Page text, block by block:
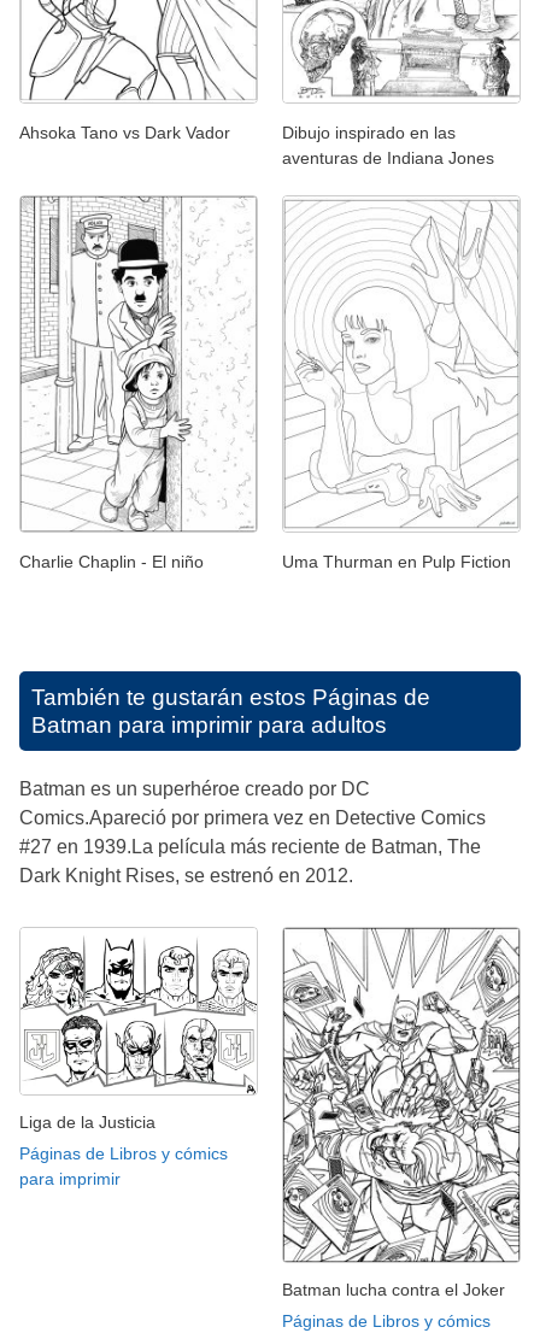
Ahsoka Tano vs Dark Vador
Dibujo inspirado en las
aventuras de Indiana Jones
Charlie Chaplin - El niño Uma Thurman en Pulp Fiction
También te gustarán estos Páginas de
Batman para imprimir para adultos
Batman es un superhéroe creado por DC
Comics.Apareció por primera vez en Detective Comics
#27 en 1939.La película más reciente de Batman, The
Dark Knight Rises, se estrenó en 2012.
Liga de la Justicia
Páginas de Libros y cómics
para imprimir
Batman lucha contra el Joker
Páginas de Libros y cómics